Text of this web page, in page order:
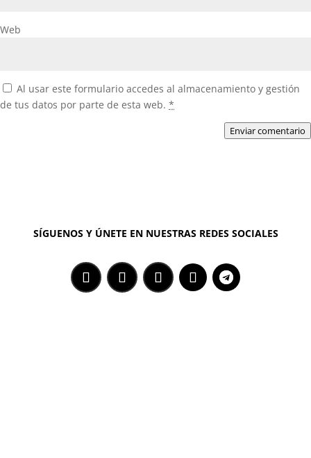
Web
Al usar este formulario accedes al almacenamiento y gestión
de tus datos por parte de esta web. *
Enviar comentario
SÍGUENOS Y ÚNETE EN NUESTRAS REDES SOCIALES